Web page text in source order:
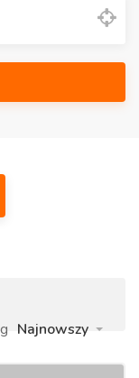
Najnowszy